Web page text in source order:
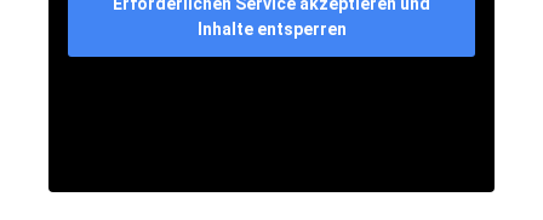
Inhalte entsperren